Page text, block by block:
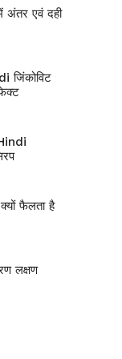
अंतर एवं दही
फैलता है
लक्षण